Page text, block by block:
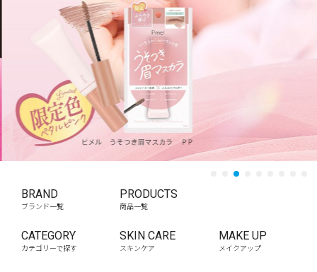
3
BRAND
ブランド一覧
PRODUCTS
商品一覧
CATEGORY
カテゴリーで探す
SKIN CARE
スキンケア
MAKE UP
メイクアップ